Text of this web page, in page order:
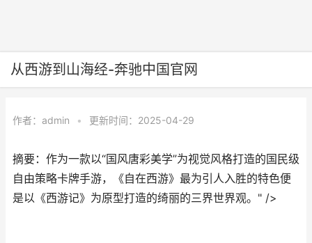
从西游到山海经-奔驰中国官网
作者： admin • 更新时间：2025-04-29
摘要：作为一款以“国风唐彩美学”为视觉风格打造的国民级
自由策略卡牌手游，《自在西游》最为引人入胜的特色便
是以《西游记》为原型打造的绮丽的三界世界观。" />